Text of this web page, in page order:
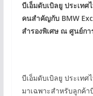
บีเอ็มดับเบิลยู ประเท
คนสำคัญกับ BMW
สำรองพิเศษ ณ ศูนย์กา
บีเอ็มดับเบิลยู ประเท
มาเฉพาะสำหรับลูกค้า